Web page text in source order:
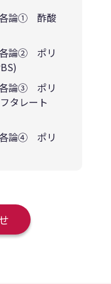
各論① 酢酸
論② ポリ
論③ ポリ
タレート
論④ ポリ